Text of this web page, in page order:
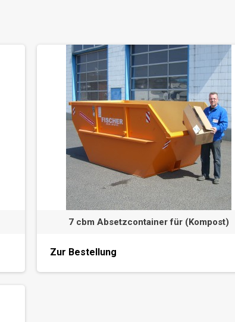
7 cbm Absetzcontainer für (Kompost)
Zur Bestellung